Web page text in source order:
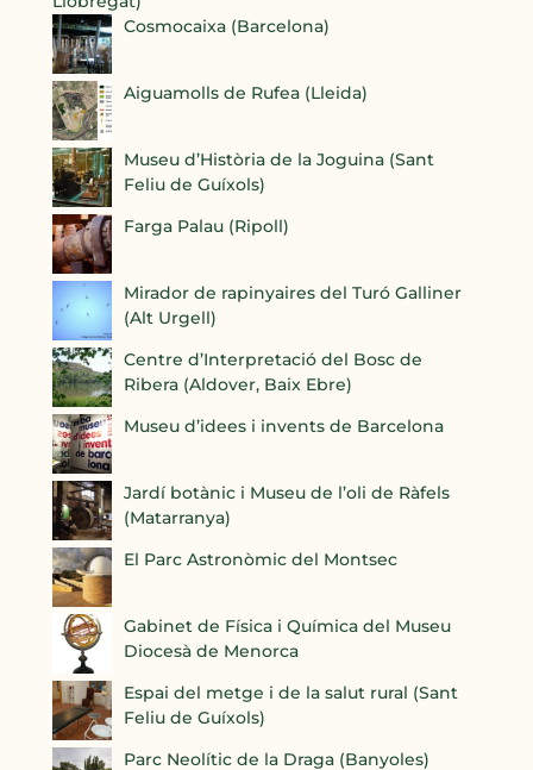
Cosmocaixa (Barcelona)
Aiguamolls de Rufea (Lleida)
Museu d’Història de la Joguina (Sant
Feliu de Guíxols)
Farga Palau (Ripoll)
Mirador de rapinyaires del Turó Galliner
(Alt Urgell)
Centre d’Interpretació del Bosc de
Ribera (Aldover, Baix Ebre)
Museu d’idees i invents de Barcelona
Jardí botànic i Museu de l’oli de Ràfels
(Matarranya)
El Parc Astronòmic del Montsec
Gabinet de Física i Química del Museu
Diocesà de Menorca
Espai del metge i de la salut rural (Sant
Feliu de Guíxols)
Parc Neolític de la Draga (Banyoles)